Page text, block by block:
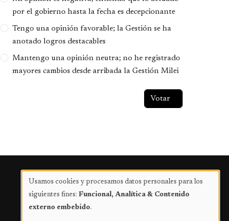
por el gobierno hasta la fecha es decepcionante
Tengo una opinión favorable; la Gestión se ha
anotado logros destacables
Mantengo una opinión neutra; no he registrado
mayores cambios desde arribada la Gestión Milei
Publicidad
Uso
de
Usamos cookies y procesamos datos personales para los
siguientes fines: Funcional, Analítica & Contenido
externo embebido.